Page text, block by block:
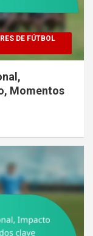
DE FÚTBOL
Momentos